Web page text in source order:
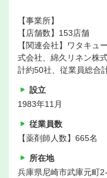
【事業所】
【店舗数】153店舗
【関連会社】ワタキュ
式会社、綿久リネン株
計約50社、従業員総合
設立
1983年11月
従業員数
【薬剤師人数】665名
所在地
兵庫県尼崎市武庫元町